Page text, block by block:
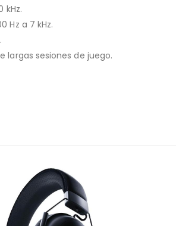
kHz.
Hz a 7 kHz.
sesiones de juego.